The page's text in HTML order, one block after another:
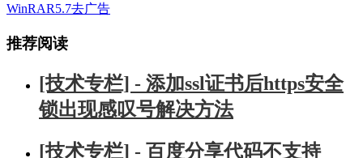
WinRAR5.7去广告
推荐阅读
[技术专栏] - 添加ssl证书后https安全
锁出现感叹号解决方法
[技术专栏] - 百度分享代码不支持